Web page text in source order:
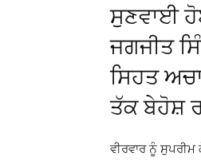
ਸੁਣਵਾਈ
ਜਗਜੀਤ
ਸਿਹਤ
ਤੱਕ ਬੇਹੋਸ਼
ਵੀਰਵਾਰ ਨੂੰ